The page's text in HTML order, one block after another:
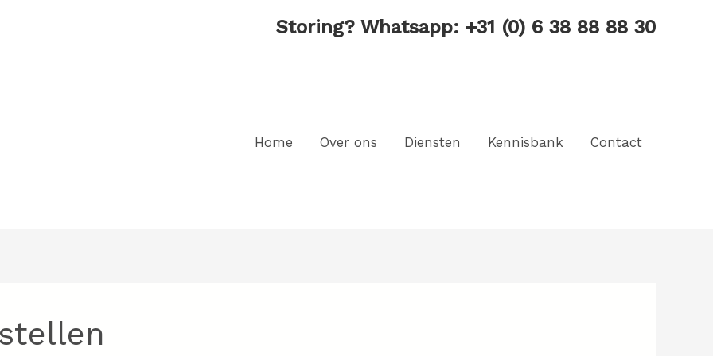
Storing? Whatsapp: +31 (0) 6 38 88 88 30
Home Over ons Diensten Kennisbank Contact